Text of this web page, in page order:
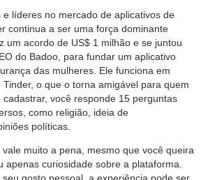
líderes no mercado de aplicativos de
continua a ser uma força dominante
um acordo de US$ 1 milhão e se juntou
do Badoo, para fundar um aplicativo
das mulheres. Ele funciona em
o que o torna amigável para quem
cadastrar, você responde 15 perguntas
como religião, ideia de
políticas.
muito a pena, mesmo que você queira
apenas curiosidade sobre a plataforma.
gosto pessoal, a experiência pode ser